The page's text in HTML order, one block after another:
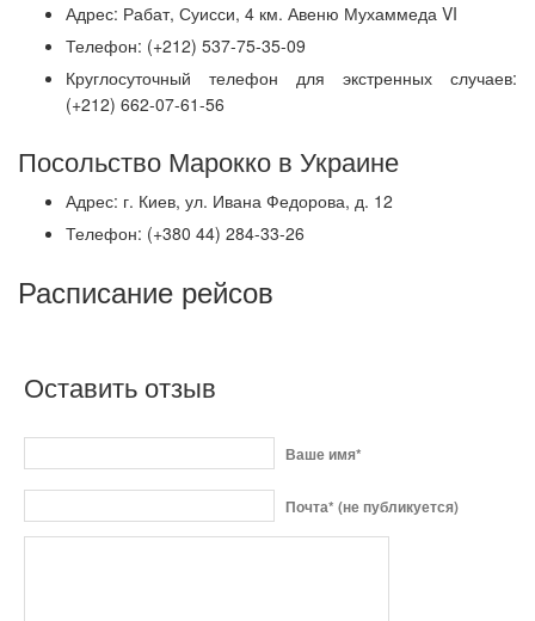
Адрес: Рабат, Суисси, 4 км. Авеню Мухаммеда VI
Телефон: (+212) 537-75-35-09
Круглосуточный телефон для экстренных случаев:
(+212) 662-07-61-56
Посольство Марокко в Украине
Адрес: г. Киев, ул. Ивана Федорова, д. 12
Телефон: (+380 44) 284-33-26
Расписание рейсов
Оставить отзыв
Ваше имя*
Почта* (не публикуется)